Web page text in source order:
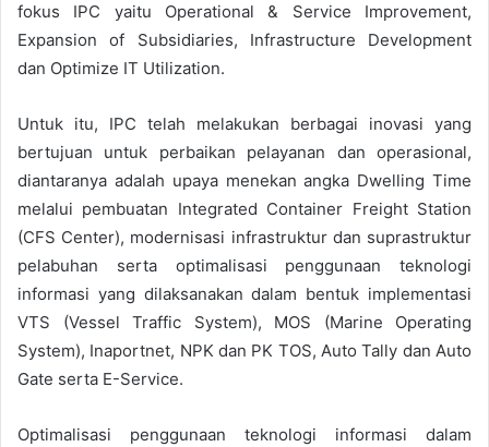
fokus IPC yaitu Operational & Service Improvement,
Expansion of Subsidiaries, Infrastructure Development
dan Optimize IT Utilization.
Untuk itu, IPC telah melakukan berbagai inovasi yang
bertujuan untuk perbaikan pelayanan dan operasional,
diantaranya adalah upaya menekan angka Dwelling Time
melalui pembuatan Integrated Container Freight Station
(CFS Center), modernisasi infrastruktur dan suprastruktur
pelabuhan serta optimalisasi penggunaan teknologi
informasi yang dilaksanakan dalam bentuk implementasi
VTS (Vessel Traffic System), MOS (Marine Operating
System), Inaportnet, NPK dan PK TOS, Auto Tally dan Auto
Gate serta E-Service.
Optimalisasi penggunaan teknologi informasi dalam